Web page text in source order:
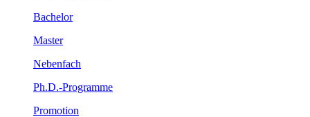
Bachelor
Master
Nebenfach
Ph.D.-Programme
Promotion